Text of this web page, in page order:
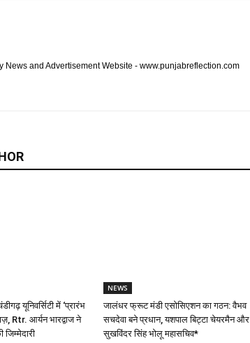
News and Advertisement Website - www.punjabreflection.com
यूनिवर्सिटी में ‘प्रारंभ
Rtr. आर्यन भारद्वाज ने
NEWS
जालंधर फ्रूट मंडी एसोसिएशन का गठन: वैभव
सचदेवा बने प्रधान, यशपाल बिट्टा चेयरमैन और
सुखविंदर सिंह भोलू महासचिव*